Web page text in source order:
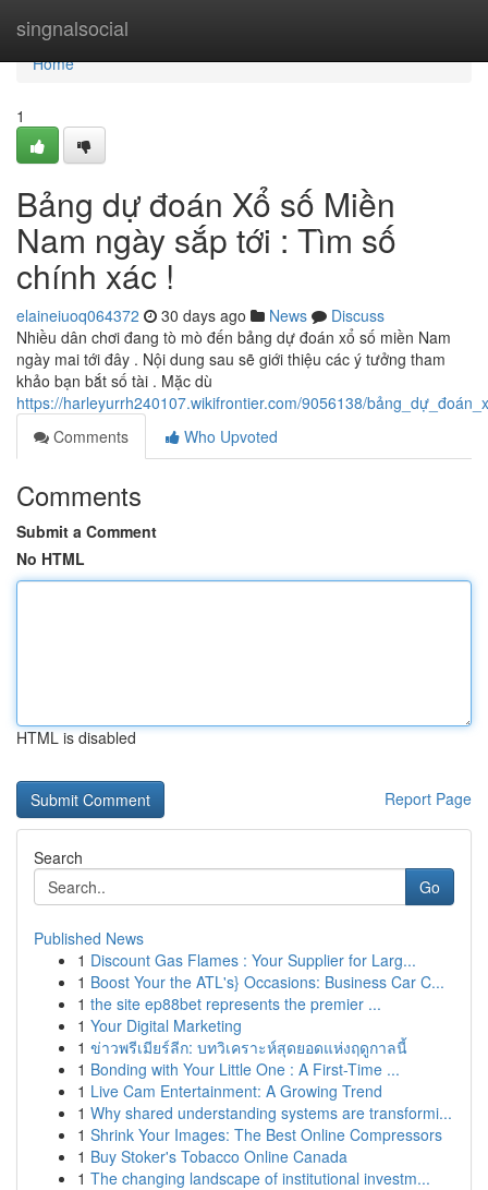
singnalsocial
Home
Home
1
Bảng dự đoán Xổ số Miền
Nam ngày sắp tới : Tìm số
chính xác !
elaineiuoq064372 30 days ago News
Discuss
Nhiều dân chơi đang tò mò đến bảng dự đoán xổ số miền Nam
ngày mai tới đây . Nội dung sau sẽ giới thiệu các ý tưởng tham
khảo bạn bắt số tài . Mặc dù
https://harleyurrh240107.wikifrontier.com/9056138/
Comments
Who Upvoted
Comments
Submit a Comment
No HTML
HTML is disabled
Report Page
Search
Go
Published News
1 Discount Gas Flames : Your Supplier for Larg...
1 Boost Your the ATL's} Occasions: Business Car C...
1 the site ep88bet represents the premier ...
1 Your Digital Marketing
1 ข่าวพรีเมียร์ลีก: บทวิเคราะห์สุดยอดแห่งฤดูกาลนี้
1 Bonding with Your Little One : A First-Time ...
1 Live Cam Entertainment: A Growing Trend
1 Why shared understanding systems are transformi...
1 Shrink Your Images: The Best Online Compressors
1 Buy Stoker's Tobacco Online Canada
1 The changing landscape of institutional investm...